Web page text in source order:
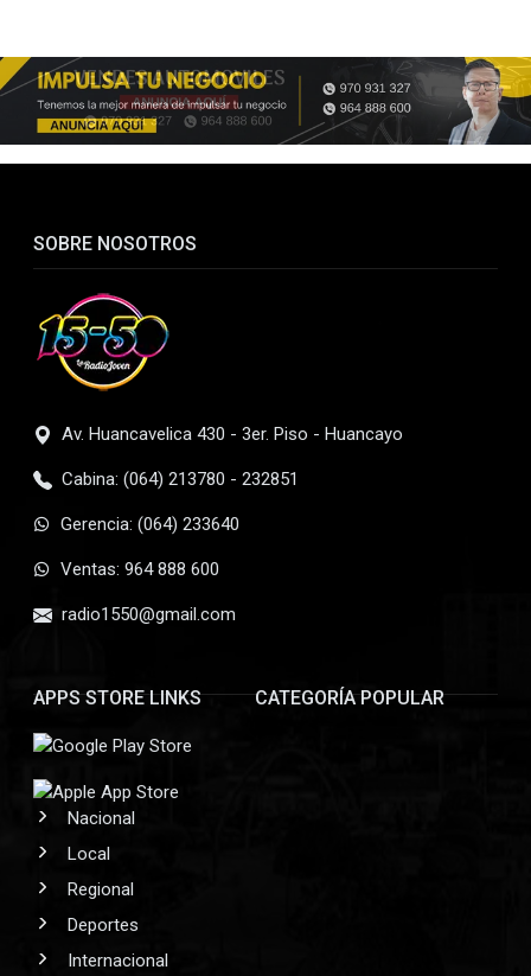
SOBRE NOSOTROS
Av. Huancavelica 430 - 3er. Piso - Huancayo
Cabina: (064) 213780 - 232851
Gerencia: (064) 233640
Ventas: 964 888 600
radio1550@gmail.com
APPS STORE LINKS CATEGORÍA POPULAR
Nacional
Local
Regional
Deportes
Internacional